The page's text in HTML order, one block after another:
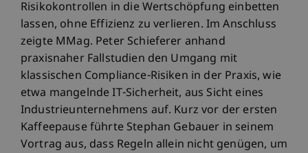
Risikokontrollen in die Wertschöpfung einbetten
lassen, ohne Effizienz zu verlieren. Im Anschluss
zeigte MMag. Peter Schieferer anhand
praxisnaher Fallstudien den Umgang mit
klassischen Compliance-Risiken in der Praxis, wie
etwa mangelnde IT-Sicherheit, aus Sicht eines
Industrieunternehmens auf. Kurz vor der ersten
Kaffeepause führte Stephan Gebauer in seinem
Vortrag aus, dass Regeln allein nicht genügen, um